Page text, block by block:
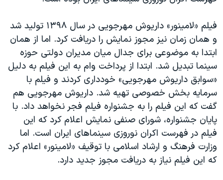
همایش محافظه‌کاران آمریکا «سی‌پک»
صفحه‌های ویژه
سفر پرزیدنت ترامپ به چین
فیلم «لامینور» داریوش مهرجویی در سال ۱۳۹۸ تولید شد
و همان زمان نیز مجوز نمایش را دریافت کرد. اما از همان
ابتدا به موضوعی برای جدال میان مدیران دولتی حوزه
سینما تبدیل شد. ابتدا از پرداخت وام به این فیلم به دلیل
«سوابق داریوش مهرجویی» خودداری کردند و فیلم با
سرمایه بخش خصوصی تهیه شد. داریوش مهرجویی هم
گفت که این فیلم را به جشنواره فیلم فجر نخواهد داد. با
پایان جشنواره، شورای صنفی نمایش اعلام کرد که این
فیلم در فهرست اکران نوروزی سینماهای ایران است. اما
وزارت فرهنگ و ارشاد اسلامی با توقیف «لامینور» اعلام کرد
که این فیلم نیاز به دریافت مجوز جدید دارد.